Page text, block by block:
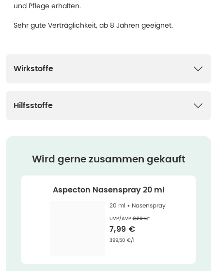
und Pflege erhalten.
Sehr gute Verträglichkeit, ab 8 Jahren geeignet.
Wirkstoffe
Hilfsstoffe
Wird gerne zusammen gekauft
Aspecton Nasenspray 20 ml
20 ml • Nasenspray
UVP/AVPEhemaliger Preis (U V P)
9,20 €*
Verkaufspreis
7,99 €
Grundpreis
399,50 €/l